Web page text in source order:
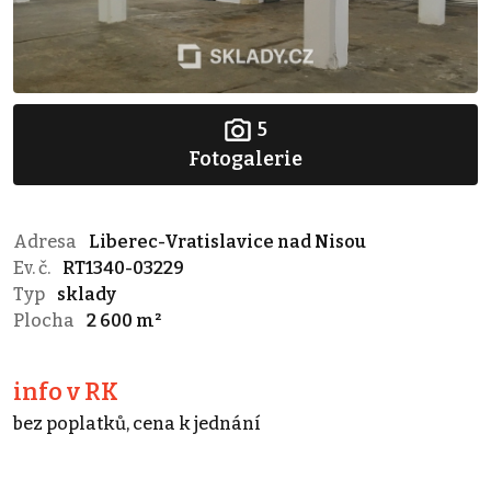
5
Fotogalerie
Adresa
Liberec-Vratislavice nad Nisou
Ev. č.
RT1340-03229
Typ
sklady
Plocha
2 600 m²
info v RK
bez poplatků, cena k jednání